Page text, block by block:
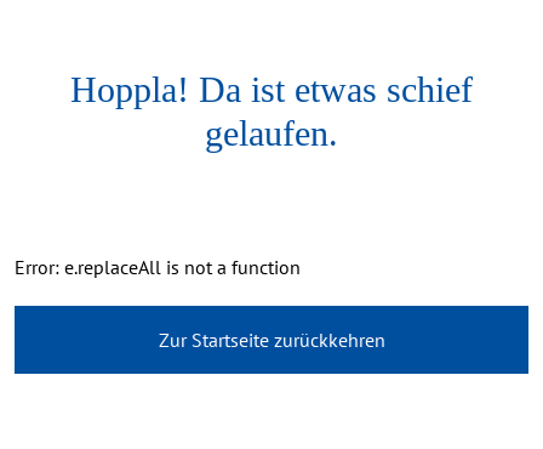
Hoppla! Da ist etwas schief
gelaufen.
Error: e.replaceAll is not a function
Zur Startseite zurückkehren